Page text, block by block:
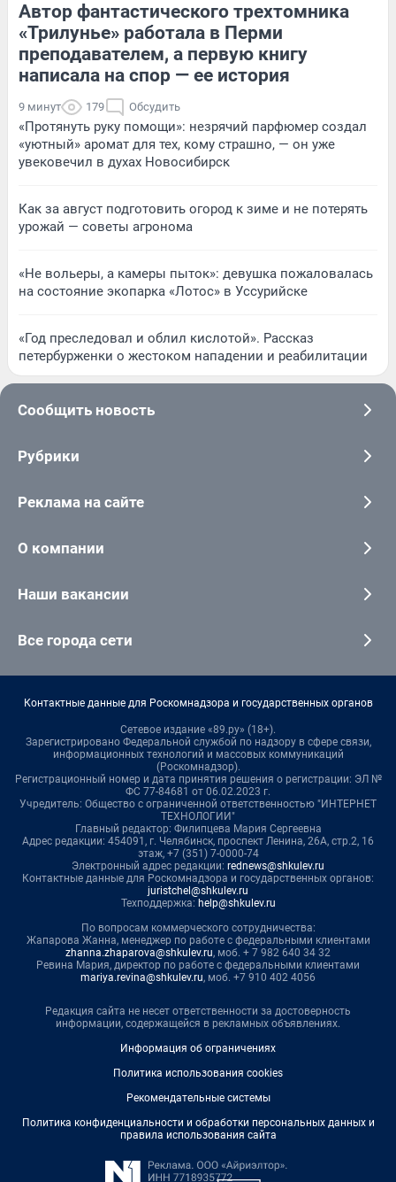
Автор фантастического трехтомника
«Трилунье» работала в Перми
преподавателем, а первую книгу
написала на спор — ее история
9 минут 179 Обсудить
«Протянуть руку помощи»: незрячий парфюмер создал
«уютный» аромат для тех, кому страшно, — он уже
увековечил в духах Новосибирск
Как за август подготовить огород к зиме и не потерять
урожай — советы агронома
«Не вольеры, а камеры пыток»: девушка пожаловалась
на состояние экопарка «Лотос» в Уссурийске
«Год преследовал и облил кислотой». Рассказ
петербурженки о жестоком нападении и реабилитации
Сообщить новость
Рубрики
Реклама на сайте
О компании
Наши вакансии
Все города сети
Контактные данные для Роскомнадзора и государственных органов
Сетевое издание «89.ру» (18+).
Зарегистрировано Федеральной службой по надзору в сфере связи,
информационных технологий и массовых коммуникаций
(Роскомнадзор).
Регистрационный номер и дата принятия решения о регистрации: ЭЛ №
ФС 77-84681 от 06.02.2023 г.
Учредитель: Общество с ограниченной ответственностью "ИНТЕРНЕТ
ТЕХНОЛОГИИ"
Главный редактор: Филипцева Мария Сергеевна
Адрес редакции: 454091, г. Челябинск, проспект Ленина, 26А, стр.2, 16
этаж, +7 (351) 7-0000-74
Электронный адрес редакции: rednews@shkulev.ru
Контактные данные для Роскомнадзора и государственных органов:
juristchel@shkulev.ru
Техподдержка: help@shkulev.ru
По вопросам коммерческого сотрудничества:
Жапарова Жанна, менеджер по работе с федеральными клиентами
zhanna.zhaparova@shkulev.ru, моб. + 7 982 640 34 32
Ревина Мария, директор по работе с федеральными клиентами
mariya.revina@shkulev.ru, моб. +7 910 402 4056
Редакция сайта не несет ответственности за достоверность
информации, содержащейся в рекламных объявлениях.
Информация об ограничениях
Политика использования cookies
Рекомендательные системы
Политика конфиденциальности и обработки персональных данных и
правила использования сайта